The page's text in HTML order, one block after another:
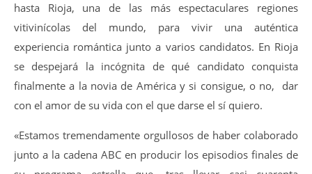
hasta Rioja, una de las más espectaculares regiones
vitivinícolas del mundo, para vivir una auténtica
experiencia romántica junto a varios candidatos. En Rioja
se despejará la incógnita de qué candidato conquista
finalmente a la novia de América y si consigue, o no, dar
con el amor de su vida con el que darse el sí quiero.
«Estamos tremendamente orgullosos de haber colaborado
junto a la cadena ABC en producir los episodios finales de